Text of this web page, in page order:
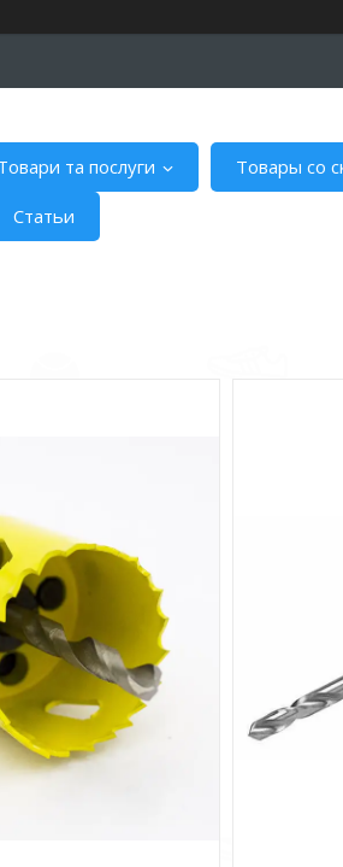
та послуги Товары со
Статьи